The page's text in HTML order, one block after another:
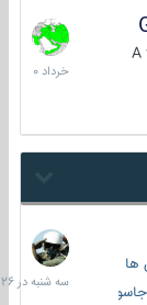
10
خرداد
1400
سه
شنبه
در